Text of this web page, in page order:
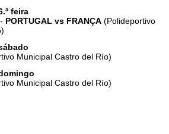
feira
PORTUGAL vs FRANÇA (Polideportivo
Municipal Castro del Río)
Municipal Castro del Río)